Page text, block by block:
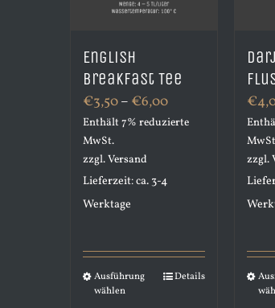
English
Breakfast Tee
€3,50– €6,00Preisspanne:
€3,50
Enthält 7% reduzierte
MwSt.
zzgl.Versand
Lieferzeit: ca. 3-4
Werktage
Ausführung
wählen
DiesesDetails
€
zzgl.